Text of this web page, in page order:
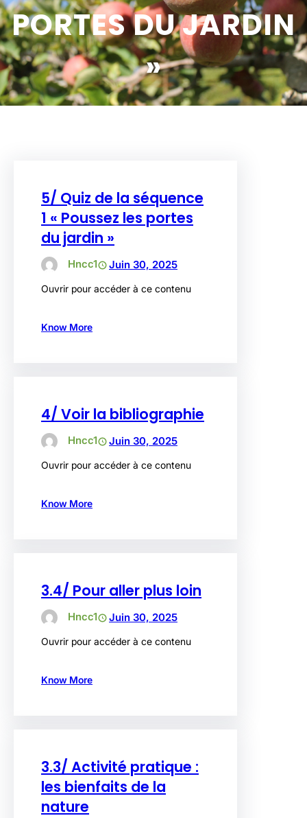
PORTES DU JARDIN
»
5/ Quiz de la séquence
1 « Poussez les portes
du jardin »
Hncc1 Juin 30, 2025
Ouvrir pour accéder à ce contenu
Know More
4/ Voir la bibliographie
Hncc1 Juin 30, 2025
Ouvrir pour accéder à ce contenu
Know More
3.4/ Pour aller plus loin
Hncc1 Juin 30, 2025
Ouvrir pour accéder à ce contenu
Know More
3.3/ Activité pratique :
les bienfaits de la
nature